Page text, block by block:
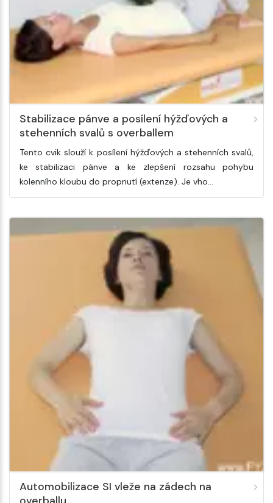
Stabilizace pánve a posílení hýžďových a
stehenních svalů s overballem
Tento cvik slouží k posílení hýžďových a stehenních svalů,
ke stabilizaci pánve a ke zlepšení rozsahu pohybu
kolenního kloubu do propnutí (extenze). Je vho…
Automobilizace SI vleže na zádech na
overballu